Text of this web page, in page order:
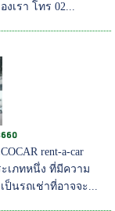
งเรา โทร 02...
rent-a-car
ะเภทหนึ่ง ที่มีความ
ป็นรถเช่าที่อาจจะ...